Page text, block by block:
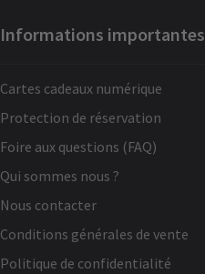
Informations importantes
Cartes cadeaux numérique
Protection de réservation
Foire aux questions (FAQ)
Qui sommes nous ?
Nous contacter
Conditions générales de vente
Politique de confidentialité